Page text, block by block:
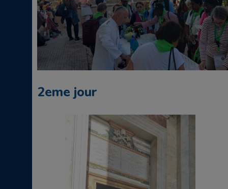
2eme jour